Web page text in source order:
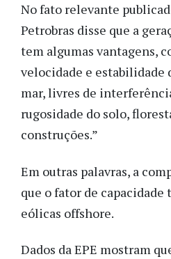
No fato relevante
Petrobras disse que a
tem algumas vantagens,
velocidade e estabilidade
mar, livres de
rugosidade do solo,
construções.”
Em outras palavras, a
que o fator de capacidade
eólicas offshore.
Dados da EPE mostram